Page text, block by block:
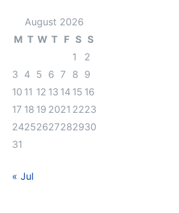
August 2026
M T W T F S S
1
2
3 4 5 6 7 8 9
10 11 12 13 14 15 16
17 18 19 2021 2223
24252627282930
31
« Jul